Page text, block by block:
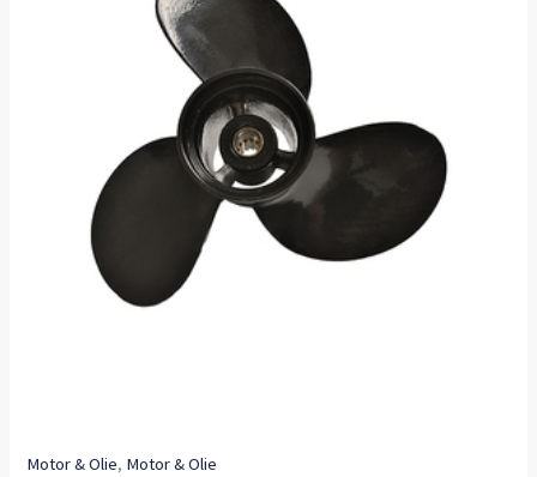
Motor & Olie, Motor & Olie